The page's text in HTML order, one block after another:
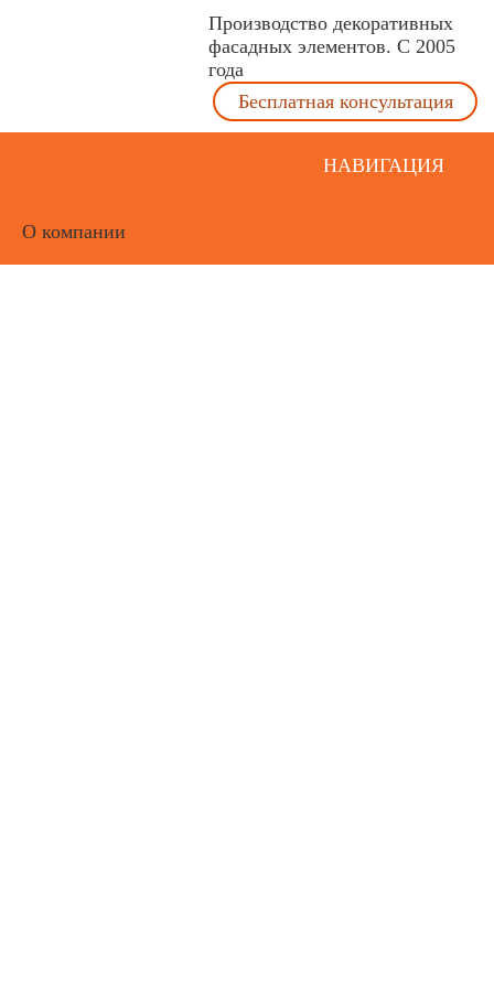
Производство декоративных
фасадных элементов. С 2005
года
Бесплатная консультация
НАВИГАЦИЯ
О компании